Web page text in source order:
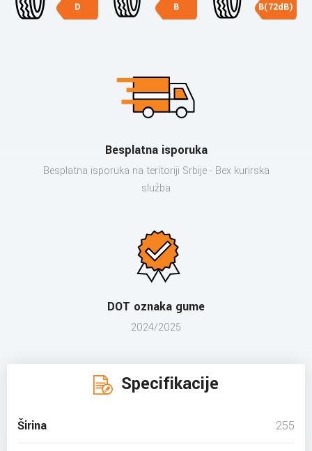
D B B(72dB)
Besplatna isporuka
Besplatna isporuka na teritoriji Srbije - Bex kurirska
služba
DOT oznaka gume
2024/2025
Specifikacije
Širina 255